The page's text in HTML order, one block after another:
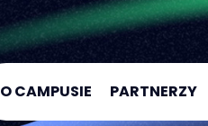
O CAMPUSIE PARTNERZY